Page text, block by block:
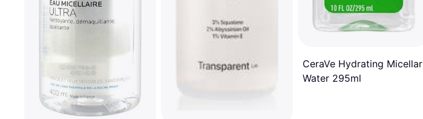
CeraVe Hydrating Micellar
Water 295ml